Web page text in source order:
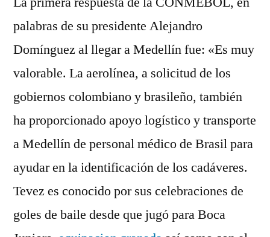
palabras de su presidente Alejandro
Domínguez al llegar a Medellín fue: «Es muy
valorable. La aerolínea, a solicitud de los
gobiernos colombiano y brasileño, también
ha proporcionado apoyo logístico y transporte
a Medellín de personal médico de Brasil para
ayudar en la identificación de los cadáveres.
Tevez es conocido por sus celebraciones de
goles de baile desde que jugó para Boca